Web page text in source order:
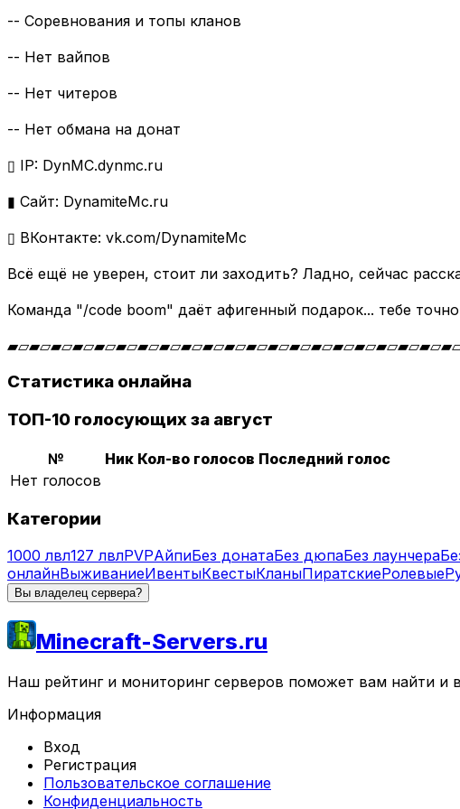
-- Соревнования и топы кланов
-- Нет вайпов
-- Нет читеров
-- Нет обмана на донат
▯ IP: DynMC.dynmc.ru
▮ Сайт: DynamiteMc.ru
▯ ВКонтакте: vk.com/DynamiteMc
Всё ещё не уверен, стоит ли заходить? Ладно, сейчас
Команда "/code boom" даёт афигенный подарок... тебе
Статистика онлайна
ТОП-10 голосующих за август
№ Ник Кол-во голосов Последний голос
Нет голосов
Категории
1000 лвл127 лвлPVPАйпиБез донатаБез дюпаБез лаунчера
онлайнВыживаниеИвентыКвестыКланыПиратскиеРолевые
Вы владелец сервера?
Minecraft-Servers.ru
Наш рейтинг и мониторинг серверов поможет вам найти и
Информация
Вход
Регистрация
Пользовательское соглашение
Конфиденциальность